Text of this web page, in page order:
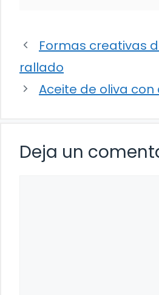
Formas creativas
rallado
Aceite de oliva con
Deja un